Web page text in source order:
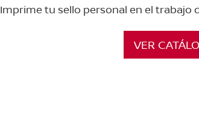
Imprime tu sello personal en el trabajo
VER